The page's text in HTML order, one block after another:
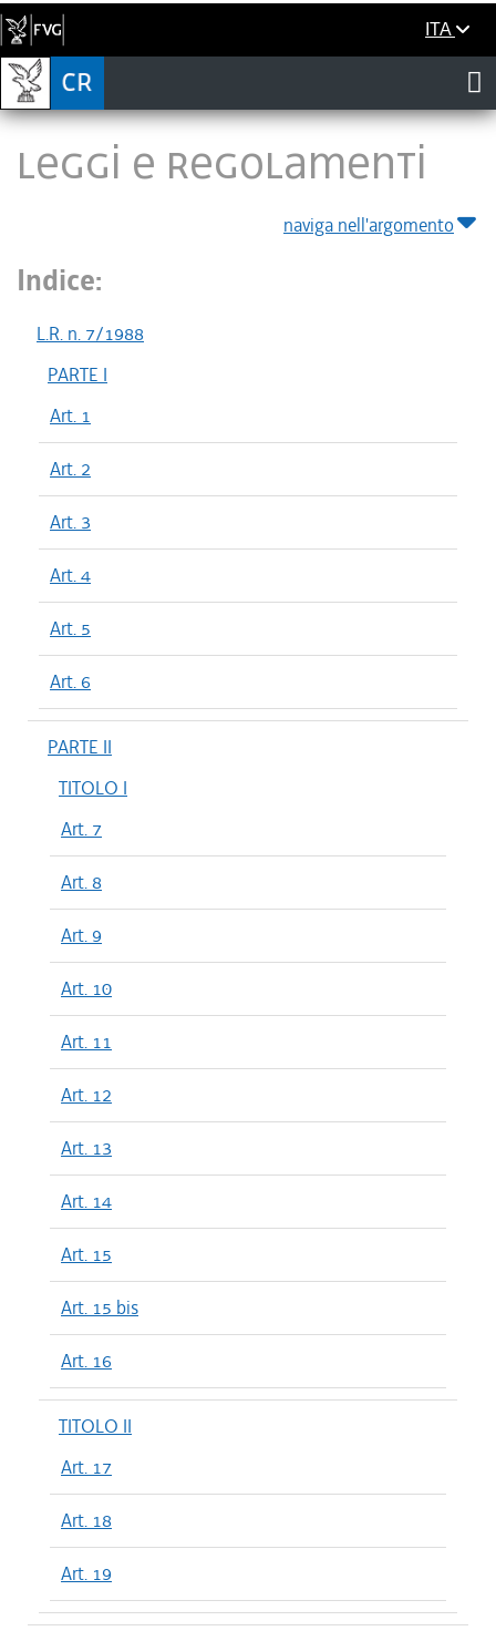
ITA
LEGGI E REGOLAMENTI
naviga nell'argomento
Indice:
L.R. n. 7/1988
PARTE I
Art. 1
Art. 2
Art. 3
Art. 4
Art. 5
Art. 6
PARTE II
TITOLO I
Art. 7
Art. 8
Art. 9
Art. 10
Art. 11
Art. 12
Art. 13
Art. 14
Art. 15
Art. 15 bis
Art. 16
TITOLO II
Art. 17
Art. 18
Art. 19